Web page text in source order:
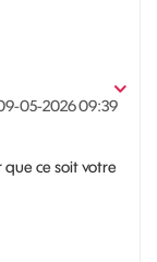
05-202609:39
ce soit votre